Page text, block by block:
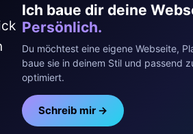
Ich baue dir deine
Persönlich.
Du möchtest eine eigene Webseite,
baue sie in deinem Stil und passend
optimiert.
Schreib mir →